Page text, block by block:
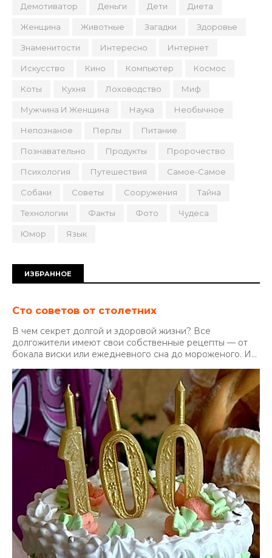
Демотиватор Деньги Дети Диета
Женщина Животные Загадки Здоровье
Знаменитости Интересно Интернет
Искусство Кино Компьютер Космос
Коты Кухня Лоховодство Миф
Мужчина И Женщина Наука Необычное
Непознаное Перлы Питание
Познавательно Продукты Пророчество
Психология Путешествия Самое-Самое
Собаки Советы Сооружения Тайна
Технологии Факты Фото Чудеса
Юмор Язык
ИЗБРАННОЕ
Сто советов от столетних
В чем секрет долгой и здоровой жизни? Все
долгожители имеют свои собственные рецепты — от
бокала виски или ежедневного сна до мороженого. И...